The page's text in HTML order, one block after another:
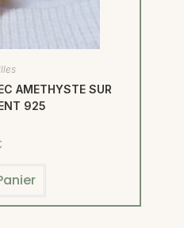
AMETHYSTE SUR
925